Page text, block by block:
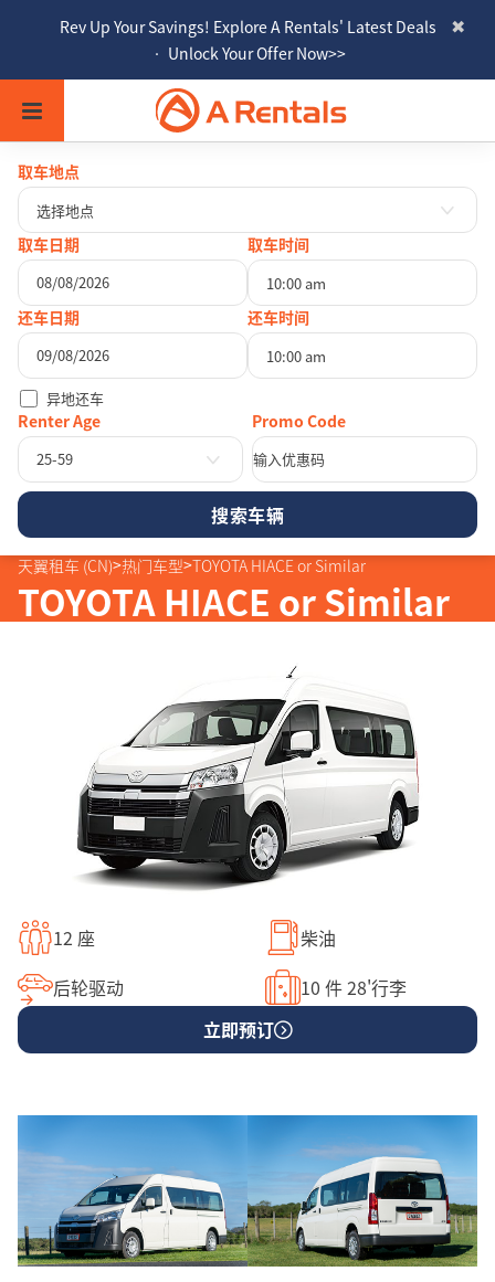
Rev Up Your Savings! Explore A Rentals' Latest Deals
• Unlock Your Offer Now>>
取车地点
选择地点
取车日期
2026
四
27 28 29 30 31 1 2
3
10 11 12 13 14 15 16
17 20 21
24 25 26 27 28 29 30
3
取车时间
10:00 am
还车日期
一 四 五
30
3 4 5 6 7 8 9
13
17 18 19 20 21 22 23
24 25 26 27 28
31 1 2 3 4 5
还车时间
10:00 am
异地还车
Renter Age
25-59
天翼租车 (CN)>热门车型>TOYOTA HIACE or Similar
TOYOTA HIACE or Similar
立即预订
12 座
柴油
后轮驱动
10 件 28'行李